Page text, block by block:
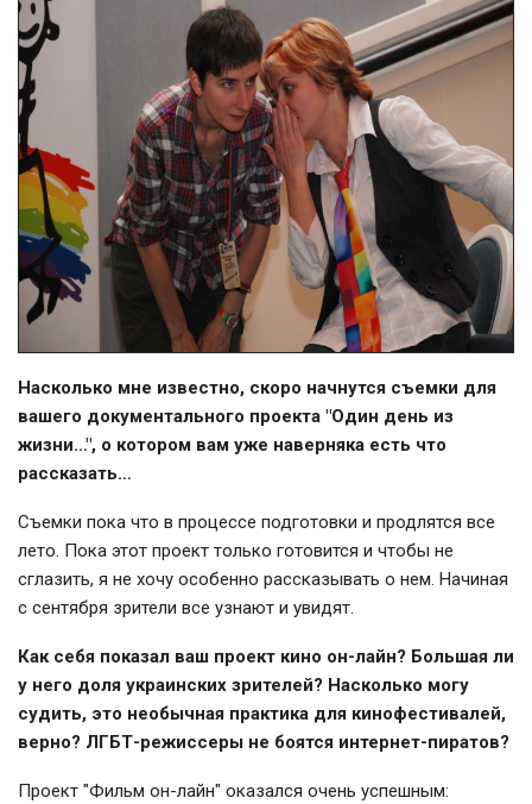
Насколько мне известно, скоро начнутся съемки для
вашего документального проекта "Один день из
жизни…", о котором вам уже наверняка есть что
рассказать…
Съемки пока что в процессе подготовки и продлятся все
лето. Пока этот проект только готовится и чтобы не
сглазить, я не хочу особенно рассказывать о нем. Начиная
с сентября зрители все узнают и увидят.
Как себя показал ваш проект кино он-лайн? Большая ли
у него доля украинских зрителей? Насколько могу
судить, это необычная практика для кинофестивалей,
верно? ЛГБТ-режиссеры не боятся интернет-пиратов?
Проект "Фильм он-лайн" оказался очень успешным: